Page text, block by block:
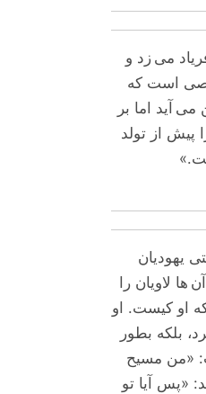
می زد و
است که
آید اما بر
پیش از تولد
یهودیان
ها لاویان را
او کیست. او
بلکه بطور
«من مسیح
«پس آیا تو